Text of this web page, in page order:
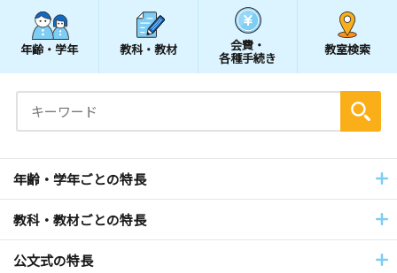
年齢・学年 教科・教材 会費・
各種手続き
教室検索
年齢・学年ごとの特長
教科・教材ごとの特長
公文式の特長